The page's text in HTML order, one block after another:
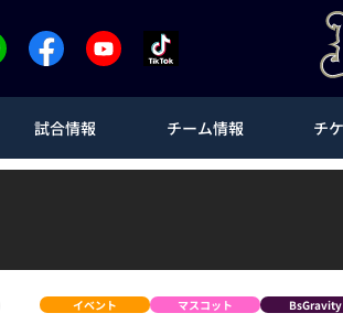
試合情報 チーム情報 チ
イベント マスコット BsGravity